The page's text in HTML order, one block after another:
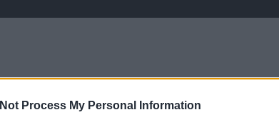
Process My Personal Information